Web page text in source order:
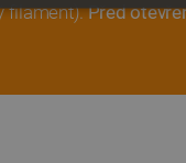
filament).Před
SOUBORY